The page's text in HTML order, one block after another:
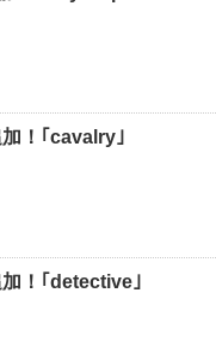
！｢cavalry｣
！｢detective｣